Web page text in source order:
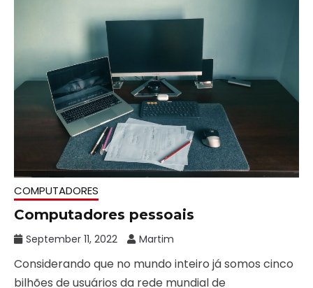
COMPUTADORES
Computadores pessoais
September 11, 2022 Martim
Considerando que no mundo inteiro já somos cinco
bilhões de usuários da rede mundial de